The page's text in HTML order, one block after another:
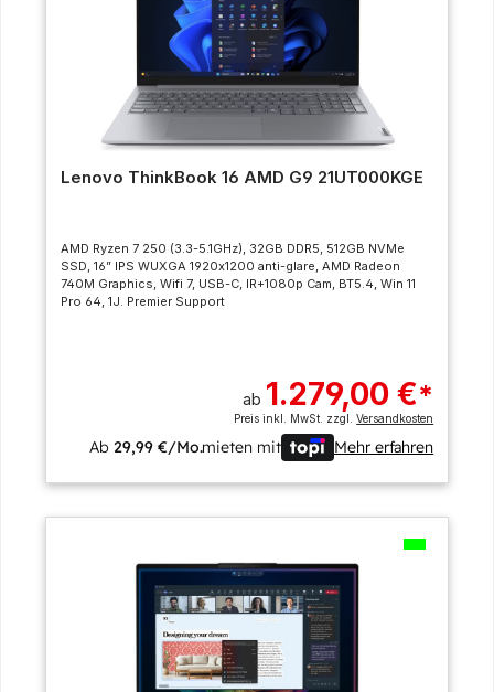
Lenovo ThinkBook 16 AMD G9 21UT000KGE
AMD Ryzen 7 250 (3.3-5.1GHz), 32GB DDR5, 512GB NVMe
SSD, 16” IPS WUXGA 1920x1200 anti-glare, AMD Radeon
740M Graphics, Wifi 7, USB-C, IR+1080p Cam, BT5.4, Win 11
Pro 64, 1J. Premier Support
ab 1.279,00 €*
Preis inkl. MwSt. zzgl.Versandkosten
Ab29,99 €/Mo.mieten mit Mehr erfahren